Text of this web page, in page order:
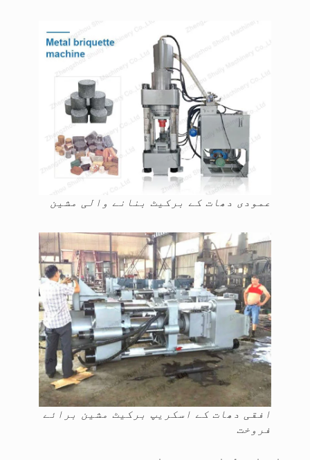
عمودی دھات کے برکیٹ بنانے والی مشین
افقی دھات کے اسکریپ برکیٹ مشین برائے
فروخت